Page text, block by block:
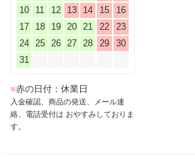
10
11 12 13 14 15
16
17
18 19 20 21 22
23
24
25 26 27 28 29
30
31
■赤の日付：休業日
入金確認、商品の発送、メール連
絡、電話受付は おやすみしておりま
す。